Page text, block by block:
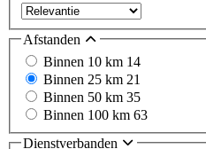
Afstanden
Binnen 10 km 14
Binnen 25 km 21
Binnen 50 km 35
Binnen 100 km 63
Dienstverbanden